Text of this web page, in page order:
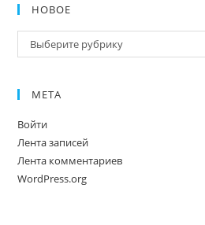
НОВОЕ
Новое
Выберите рубрику
МЕТА
Войти
Лента записей
Лента комментариев
WordPress.org